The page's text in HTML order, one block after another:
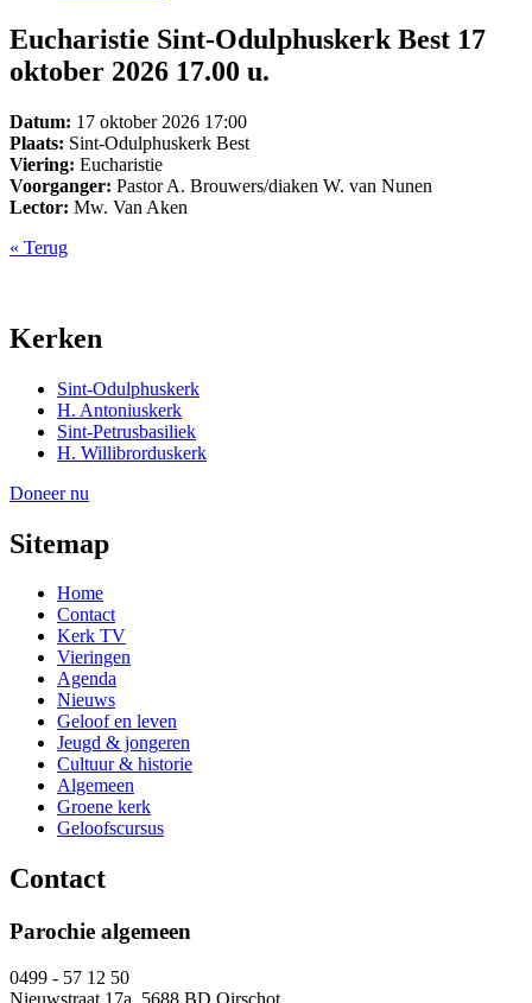
Eucharistie Sint-Odulphuskerk Best 17
oktober 2026 17.00 u.
Datum: 17 oktober 2026 17:00
Plaats: Sint-Odulphuskerk Best
Viering: Eucharistie
Voorganger: Pastor A. Brouwers/diaken W. van Nunen
Lector: Mw. Van Aken
« Terug
Kerken
Sint-Odulphuskerk
H. Antoniuskerk
Sint-Petrusbasiliek
H. Willibrorduskerk
Doneer nu
Sitemap
Home
Contact
Kerk TV
Vieringen
Agenda
Nieuws
Geloof en leven
Jeugd & jongeren
Cultuur & historie
Algemeen
Groene kerk
Geloofscursus
Contact
Parochie algemeen
0499 - 57 12 50
Nieuwstraat 17a, 5688 BD Oirschot